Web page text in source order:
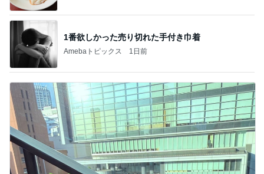
1番欲しかった売り切れた手付き巾着
Amebaトピックス 1日前